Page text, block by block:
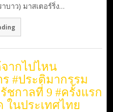
บาว) มาสเตอร์ริ่ง…
ากไปไหน
#ประติมากรรม
ชกาลที่ 9 #ครั้งแรก
ในประเทศไทย